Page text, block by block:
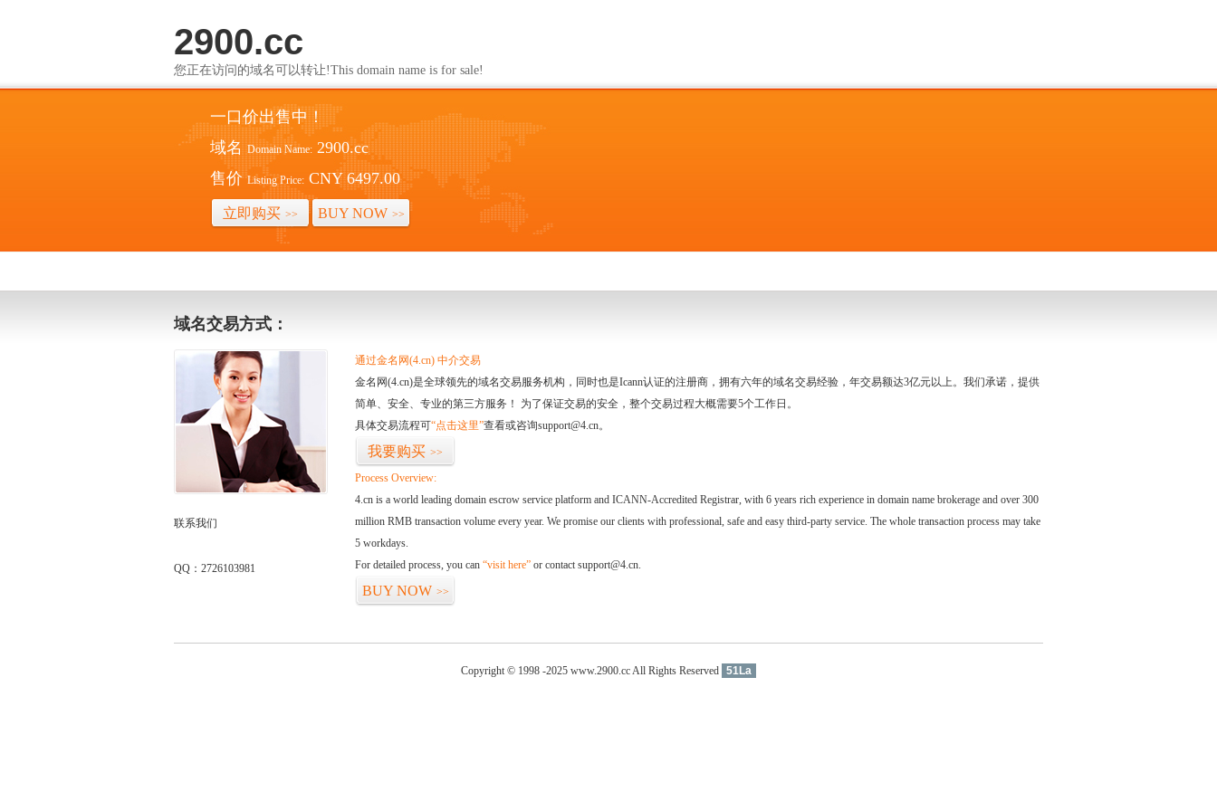
2900.cc
您正在访问的域名可以转让!This domain name is for sale!
一口价出售中！
域名 Domain Name: 2900.cc
售价 Listing Price: CNY 6497.00
立即购买 >> BUY NOW >>
域名交易方式：
联系我们
QQ：2726103981
通过金名网(4.cn) 中介交易
金名网(4.cn)是全球领先的域名交易服务机构，同时也是Icann认证的注册商，拥有六年的域名交易经验，年交易额达3亿元以上。我们承诺，提供
简单、安全、专业的第三方服务！ 为了保证交易的安全，整个交易过程大概需要5个工作日。
具体交易流程可“点击这里”查看或咨询support@4.cn。
我要购买 >>
Process Overview:
4.cn is a world leading domain escrow service platform and ICANN-Accredited Registrar, with 6 years rich experience in domain name brokerage and over 300
million RMB transaction volume every year. We promise our clients with professional, safe and easy third-party service. The whole transaction process may take
5 workdays.
For detailed process, you can “visit here” or contact support@4.cn.
BUY NOW >>
Copyright © 1998 -2025 www.2900.cc All Rights Reserved 51La